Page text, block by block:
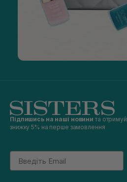
Підпишись на наші новини та отримуй
знижку 5% на перше замовлення
Email